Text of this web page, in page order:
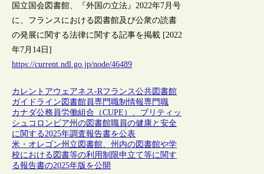
国立国会図書館、『外国の立法』2022年7月号
に、フランスにおける図書館及び公衆の読書
の発展に関する法律に関する記事を掲載 [2022
年7月14日]
https://current.ndl.go.jp/node/46489
カレントアウェアネス-Rフランス公共図書館
ガイドライン 図書館員専門職制情報専門職
カナダ公務員労働組合（CUPE）、ブリティッ
シュコロンビア州の図書館職員の健康と安全
に関する2025年調査報告書を公表
米・オレゴン州立図書館、州内の図書館や学
校における図書等の利用制限申立て等に関す
る報告書の2025年版を公開